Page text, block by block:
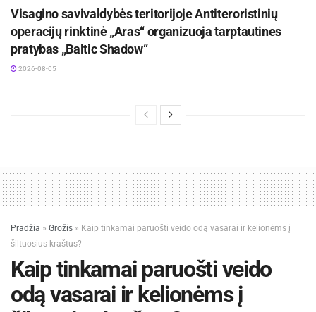
Visagino savivaldybės teritorijoje Antiteroristinių
operacijų rinktinė „Aras“ organizuoja tarptautines
pratybas „Baltic Shadow“
2026-08-05
Pradžia » Grožis » Kaip tinkamai paruošti veido odą vasarai ir kelionėms į
šiltuosius kraštus?
Kaip tinkamai paruošti veido
odą vasarai ir kelionėms į